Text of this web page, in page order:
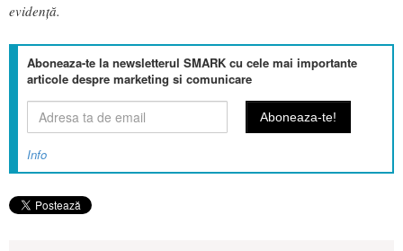
evidență.
Aboneaza-te la newsletterul SMARK cu cele mai importante
articole despre marketing si comunicare
Info